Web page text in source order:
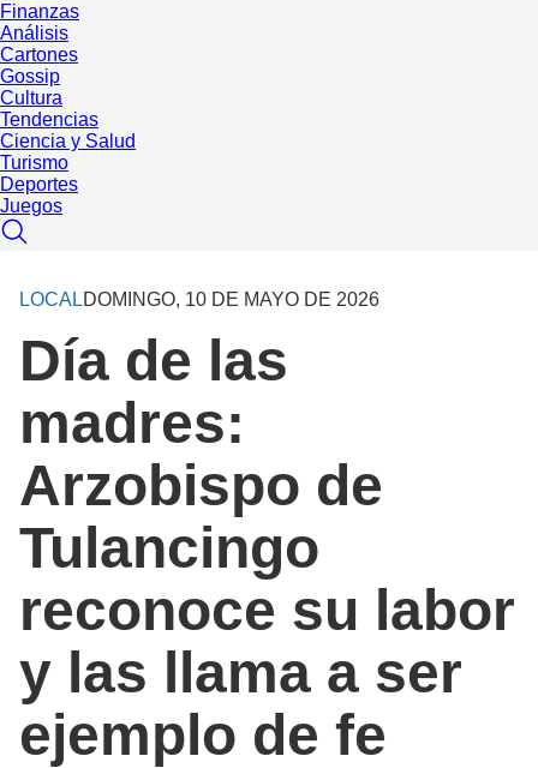
Finanzas
Análisis
Cartones
Gossip
Cultura
Tendencias
Ciencia y Salud
Turismo
Deportes
Juegos
LOCALDOMINGO, 10 DE MAYO DE 2026
Día de las
madres:
Arzobispo de
Tulancingo
reconoce su labor
y las llama a ser
ejemplo de fe